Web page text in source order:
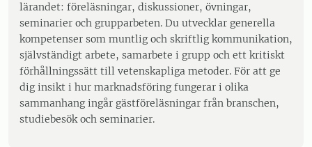
lärandet: föreläsningar, diskussioner, övningar,
seminarier och grupparbeten. Du utvecklar generella
kompetenser som muntlig och skriftlig kommunikation,
självständigt arbete, samarbete i grupp och ett kritiskt
förhållningssätt till vetenskapliga metoder. För att ge
dig insikt i hur marknadsföring fungerar i olika
sammanhang ingår gästföreläsningar från branschen,
studiebesök och seminarier.